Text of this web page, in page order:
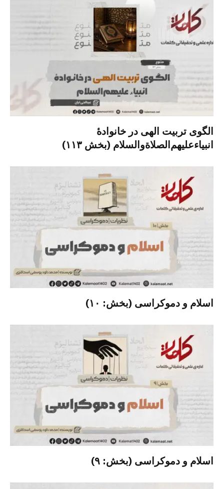
الگوی تربیت الهی در خانوادۀ
انبیاءعلیهم‌الصلاةو‌السلام (بخش ۱۱۳)
اسلام و دموکراسی (بخش: ۱۰)
اسلام و دموکراسی (بخش: ۹)